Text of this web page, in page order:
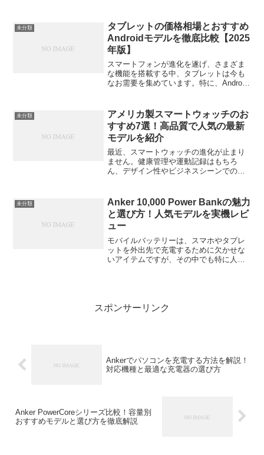
――そんな時代が本格的に来ています。
今回は「Visaタッ...
未分類
タブレットの価格相場とおすすめ
Androidモデルを徹底比較【2025
年版】
スマートフォンが進化を遂げ、さまざま
な機能を搭載する中、タブレットは今も
なお需要を集めています。特に、Android
に愛用されています。今回は2025年の最
新情報をもと...
未分類
アメリカ製スマートウォッチのお
すすめ7選！高品質で人気の最新
モデルを紹介
最近、スマートウォッチの進化が止まり
ません。健康管理や運動記録はもちろ
ん、デザイン性やビジネスシーンでの使
ッチ」は、高品質で長く愛用できるモデ
ルが多いと話題です。この記事...
未分類
Anker 10,000 Power Bankの魅力
と選び方！人気モデルを実機レビ
ュー
モバイルバッテリーは、スマホやタブレ
ットを外出先で充電するために欠かせな
いアイテムですが、その中でも特に人気
スポンサーリンク
Ankerでパソコンを充電する方法を解説！
対応機種と最適な充電器の選び方
Anker PowerCoreシリーズ比較！容量別
おすすめモデルと選び方を徹底解説